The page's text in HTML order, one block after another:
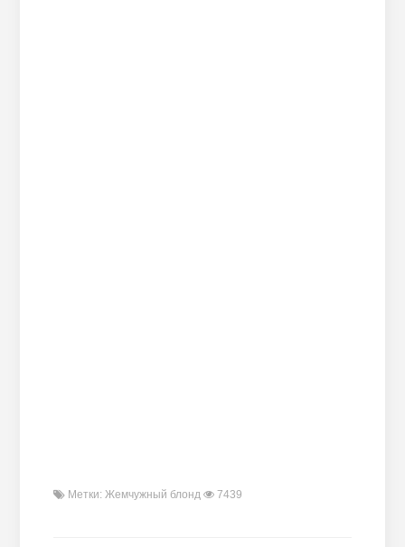
Метки: Жемчужный блонд 7439